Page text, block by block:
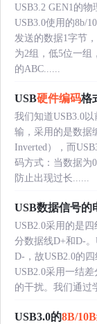
USB3.2 GEN1的物
USB3.0使用的8b/
发送的数据1字节
为2组，低5位一组
的ABC......
USB硬件编码格
我们知道USB3.0
输，采用的是数据
Inverted），而
码方式：当数据为
防止出现过长......
USB数据信号的
USB2.0采用的是
分数据线D+和D-
D-，故USB2.0的
USB2.0采用一结
的干扰。我们通过
USB3.0的8B/